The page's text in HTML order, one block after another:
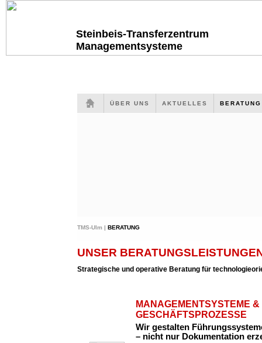
Steinbeis-Transferzentrum
Managementsysteme
ÜBER UNS AKTUELLES
TMS-Ulm | BERATUNG
UNSER
Strategische und operative Beratung für
MANAGEMENTSYSTEME &
GESCHÄFTSPROZESSE
Wir gestalten
– nicht nur Dokumentation